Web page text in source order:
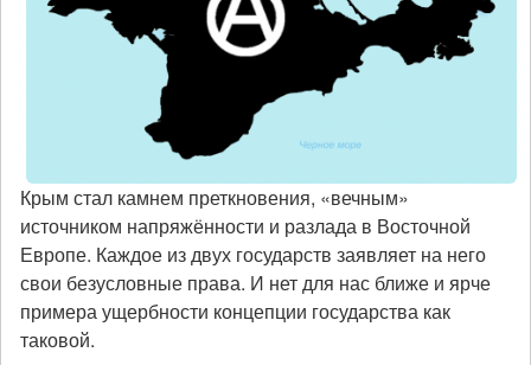
Крым стал камнем преткновения, «вечным»
источником напряжённости и разлада в Восточной
Европе. Каждое из двух государств заявляет на него
свои безусловные права. И нет для нас ближе и ярче
примера ущербности концепции государства как
таковой.